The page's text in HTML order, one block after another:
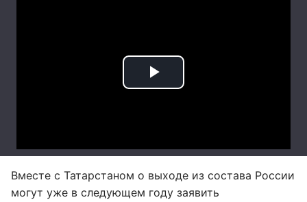
Вместе с Татарстаном о выходе из состава России
могут уже в следующем году заявить